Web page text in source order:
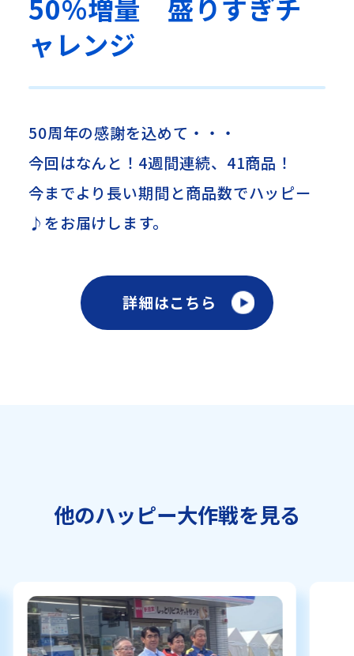
50%増量 盛りすぎチ
ャレンジ
50周年の感謝を込めて・・・
今回はなんと！4週間連続、41商品！
今までより長い期間と商品数でハッピー
♪をお届けします。
詳細はこちら
他のハッピー大作戦を見る